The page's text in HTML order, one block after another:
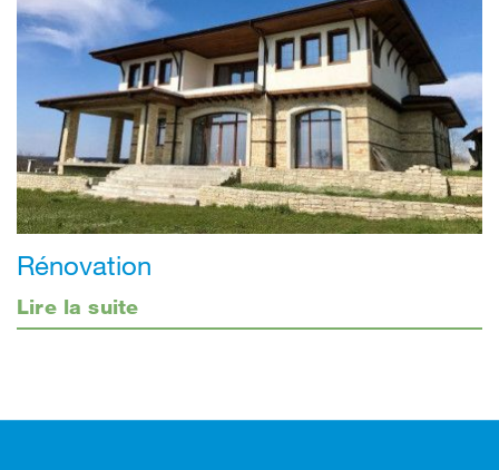
Rénovation
Lire la suite